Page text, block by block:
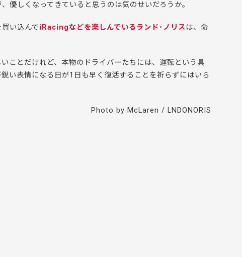
優しくなってきていると思うのは気のせいだろうか。
い込んでiRacingなどを楽しんでいるランド･ノリス は、命
ことだけれど、本物のドライバーたちには、運転という具
い表情になる日が1日も早く復活することを祈らずにはいら
Photo by McLaren / LNDONORIS